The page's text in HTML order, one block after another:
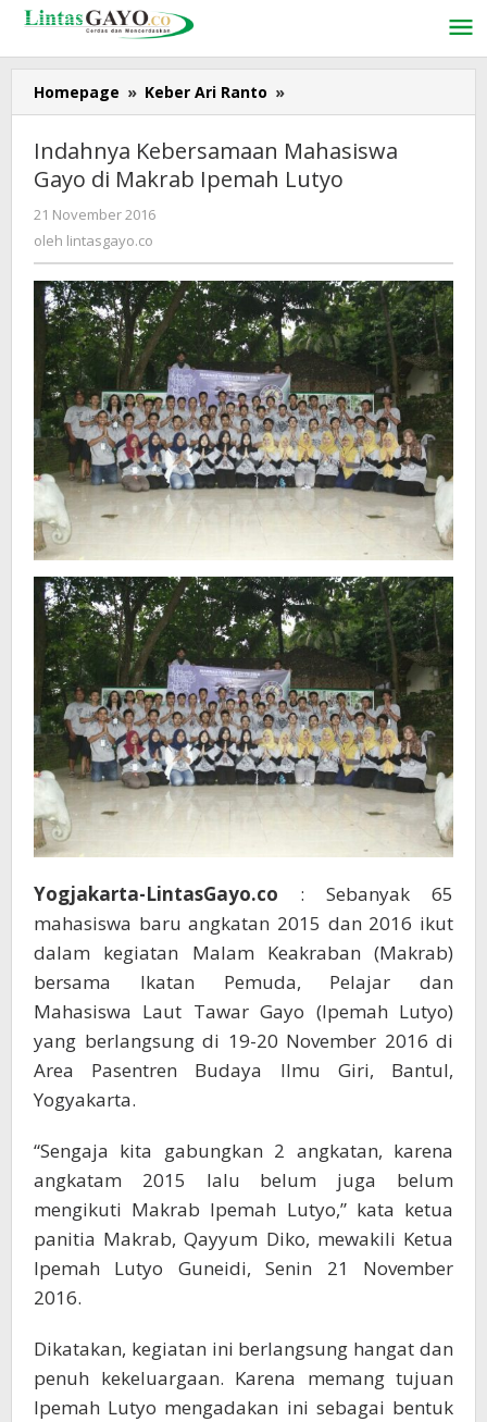
Lewati
konten
Homepage » Keber Ari Ranto »
Kebersamaan
Mahasiswa
Gayo
di
Indahnya Kebersamaan Mahasiswa
Gayo di Makrab Ipemah Lutyo
21 November 2016
oleh lintasgayo.co
Yogjakarta-LintasGayo.co : Sebanyak 65
mahasiswa baru angkatan 2015 dan 2016 ikut
dalam kegiatan Malam Keakraban (Makrab)
bersama Ikatan Pemuda, Pelajar dan
Mahasiswa Laut Tawar Gayo (Ipemah Lutyo)
yang berlangsung di 19-20 November 2016 di
Area Pasentren Budaya Ilmu Giri, Bantul,
Yogyakarta.
“Sengaja kita gabungkan 2 angkatan, karena
angkatam 2015 lalu belum juga belum
mengikuti Makrab Ipemah Lutyo,” kata ketua
panitia Makrab, Qayyum Diko, mewakili Ketua
Ipemah Lutyo Guneidi, Senin 21 November
2016.
Dikatakan, kegiatan ini berlangsung hangat dan
penuh kekeluargaan. Karena memang tujuan
Ipemah Lutyo mengadakan ini sebagai bentuk